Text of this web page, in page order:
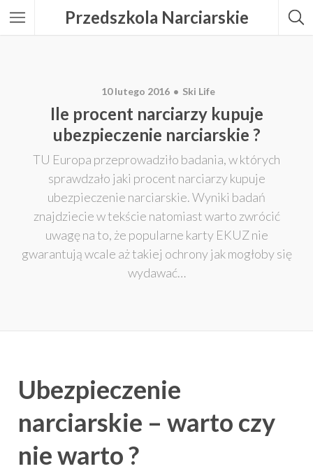
Przedszkola Narciarskie
10 lutego 2016 Ski Life
Ile procent narciarzy kupuje
ubezpieczenie narciarskie ?
TU Europa przeprowadziło badania, w których
sprawdzało jaki procent narciarzy kupuje
ubezpieczenie narciarskie. Wyniki badań
znajdziecie w tekście natomiast warto zwrócić
uwagę na to, że popularne karty EKUZ nie
gwarantują wcale aż takiej ochrony jak mogłoby się
wydawać…
Ubezpieczenie
narciarskie – warto czy
nie warto ?